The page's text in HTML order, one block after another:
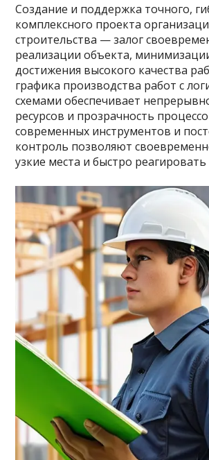
Создание и поддержка точного,
комплексного проекта
строительства — залог
реализации объекта,
достижения высокого качества
графика производства работ с
схемами обеспечивает
ресурсов и прозрачность
современных инструментов и
контроль позволяют
узкие места и быстро